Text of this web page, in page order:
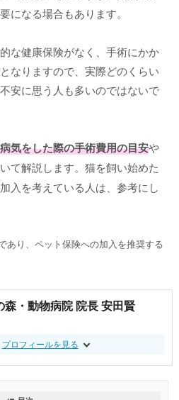
になる場合もあります。
な健康保険がなく、手術にかか
なりますので、実際どのくらい
安に思う人も多いのではないで
気をした際の手術費用の目安や
て解説します。猫を飼い始めた
入を考えている人は、参考にし
あり、ペット保険への加入を推奨する
森・動物病院 院長 安田賢
プロフィールを見る